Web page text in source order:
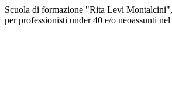
Scuola di formazione "Rita Levi
per professionisti under 40 e/o neoassunti